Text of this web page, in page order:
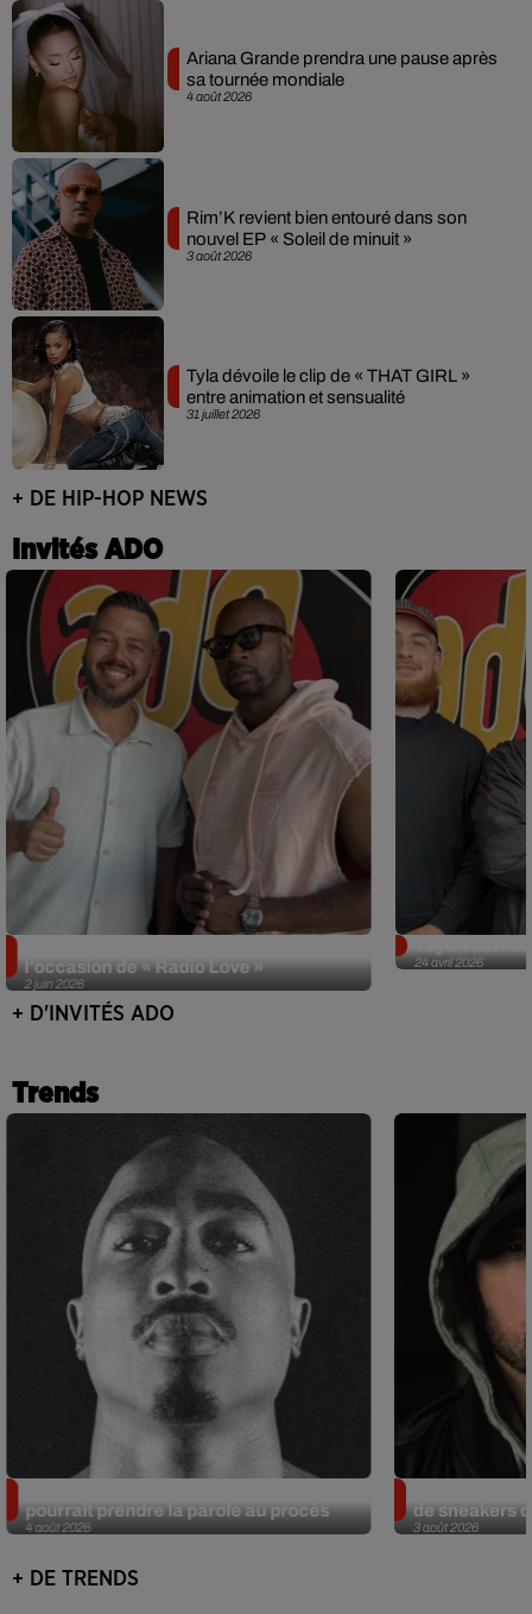
4 août 2026
Ariana Grande prendra une pause après
sa tournée mondiale
3 août 2026
Rim’K revient bien entouré dans son
nouvel EP « Soleil de minuit »
31 juillet 2026
Tyla dévoile le clip de « THAT GIRL »
entre animation et sensualité
+ DE HIP-HOP NEWS
Invités ADO
2 juin 2026
l'occasion de « Radio Love »
24 avril 2026
+ D'INVITÉS ADO
Trends
4 août 2026
pourrait prendre la parole au procès
3 août 2026
de sneakers
+ DE TRENDS